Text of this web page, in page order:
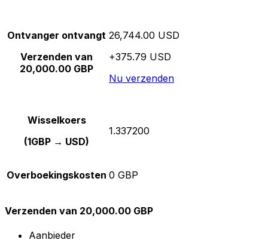
Ontvanger ontvangt
Verzenden van
20,000.00 GBP
26,744.00 USD
+375.79 USD
Nu verzenden
Wisselkoers
(1GBP → USD)
1.337200
Overboekingskosten 0 GBP
Verzenden van 20,000.00 GBP
Aanbieder